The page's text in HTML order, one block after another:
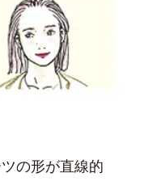
の形が直線的